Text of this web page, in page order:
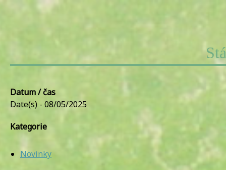
Datum / čas
Date(s) - 08/05/2025
Kategorie
Novinky